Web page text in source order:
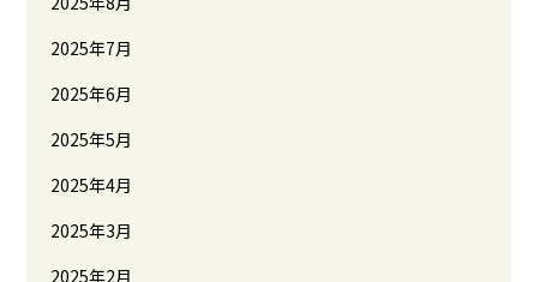
2025年7月
2025年6月
2025年5月
2025年4月
2025年3月
2025年2月